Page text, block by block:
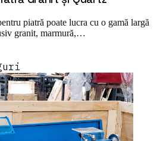
piatră poate lucra cu o gamă largă
granit, marmură,…